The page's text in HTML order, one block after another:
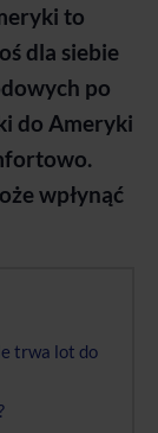
to
dla siebie
po
do Ameryki
wpłynąć
trwa lot do